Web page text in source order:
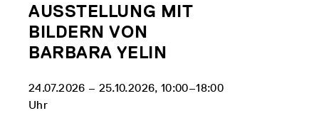
AUSSTELLUNG MIT
BILDERN VON
BARBARA YELIN
24.07.2026 ‒ 25.10.2026, 10:00‒18:00
Uhr